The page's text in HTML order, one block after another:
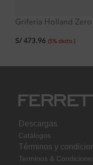
Grifería Holland Zero
giratorio al mueble
S/ 473.96 (5% dscto.)
Descargas
Catálogos
Términos y
Terminos &